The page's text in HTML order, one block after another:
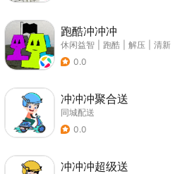
跑酷冲冲冲
休闲益智 跑酷 解压
清新
0.0
冲冲冲聚合送
同城配送
0.0
冲冲冲超级送